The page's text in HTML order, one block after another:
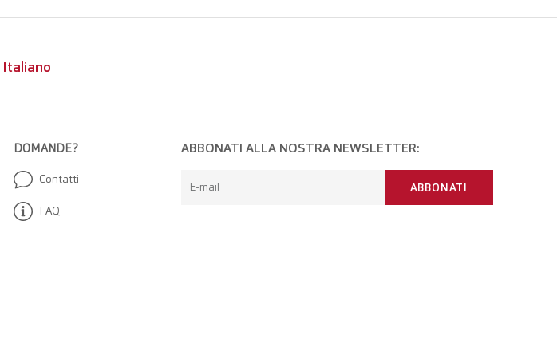
Italiano
DOMANDE?
Contatti
FAQ
ABBONATI ALLA NOSTRA NEWSLETTER:
E-mail ABBONATI